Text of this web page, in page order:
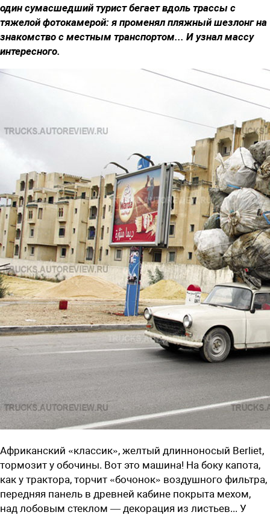
один сумасшедший турист бегает вдоль трассы с
тяжелой фотокамерой: я променял пляжный шезлонг на
знакомство с местным транспортом... И узнал массу
интересного.
Африканский «классик», желтый длинноносый Berliet,
тормозит у обочины. Вот это машина! На боку капота,
как у трактора, торчит «бочонок» воздушного фильтра,
передняя панель в древней кабине покрыта мехом,
над лобовым стеклом — декорация из листьев... У